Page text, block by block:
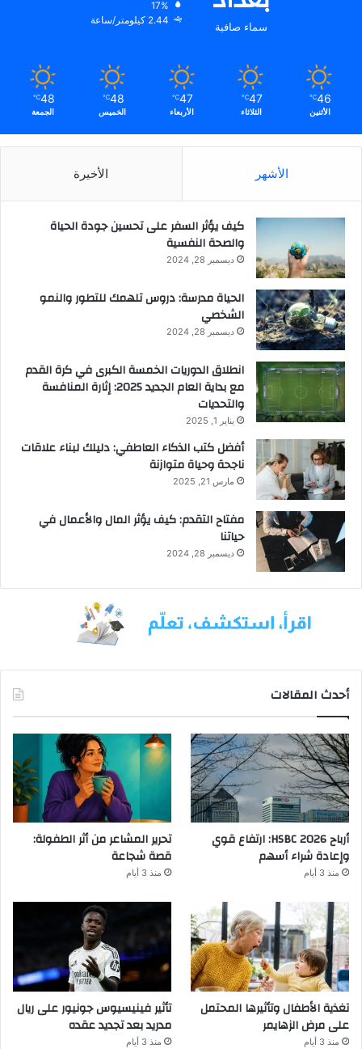
سماء صافية
17%
2.44 كيلومتر/ساعة
46
℃
الأثنين
47
℃
الثلاثاء
47
℃
الأربعاء
48
℃
الخميس
48
℃
الجمعة
الأشهر الأخيرة
كيف يؤثر السفر على تحسين جودة الحياة
والصحة النفسية
ديسمبر 28, 2024
الحياة مدرسة: دروس تلهمك للتطور والنمو
الشخصي
ديسمبر 28, 2024
انطلاق الدوريات الخمسة الكبرى في كرة القدم
مع بداية العام الجديد 2025: إثارة المنافسة
والتحديات
يناير 1, 2025
أفضل كتب الذكاء العاطفي: دليلك لبناء علاقات
ناجحة وحياة متوازنة
مارس 21, 2025
مفتاح التقدم: كيف يؤثر المال والأعمال في
حياتنا
ديسمبر 28, 2024
أحدث المقالات
أرباح HSBC 2026: ارتفاع قوي
وإعادة شراء أسهم
منذ 3 أيام
تحرير المشاعر من أثر الطفولة:
قصة شجاعة
منذ 3 أيام
تغذية الأطفال وتأثيرها المحتمل
على مرض الزهايمر
منذ 3 أيام
تأثير فينيسيوس جونيور على ريال
مدريد بعد تجديد عقده
منذ 3 أيام